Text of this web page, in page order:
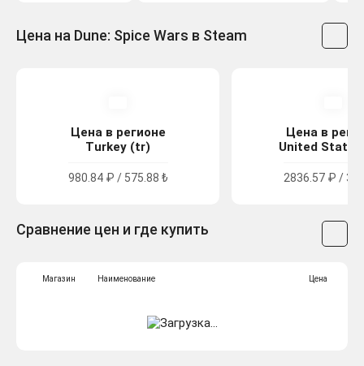
Цена на Dune: Spice Wars в Steam
Цена в регионе
Turkey (tr)
980.84 ₽ / 575.88 ₺
Цена в
United States
2836.57 ₽ /
Сравнение цен и где купить
Магазин Наименование Цена